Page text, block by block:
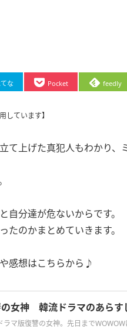
な Pocket feedly
しています】
て上げた真犯人もわかり
自分達が危ないからです。
たのかまとめていきます。
感想はこちらから♪
女神 韓流ドラマのあらす
ラマ版復讐の女神。先日まで